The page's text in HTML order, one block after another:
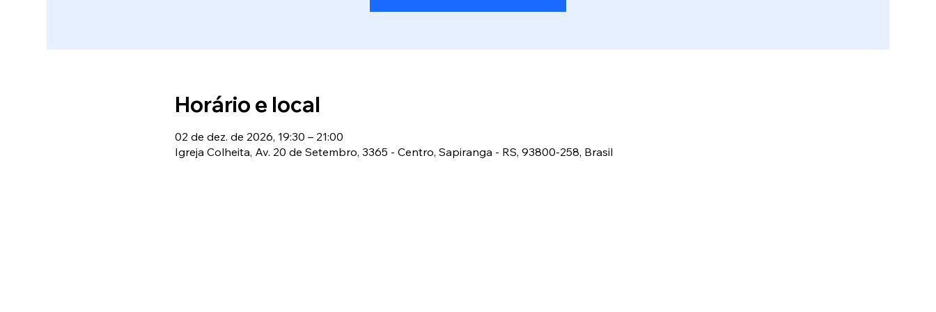
Horário e local
02 de dez. de 2026, 19:30 – 21:00
Igreja Colheita, Av. 20 de Setembro, 3365 - Centro, Sapiranga - RS, 93800-258, Brasil